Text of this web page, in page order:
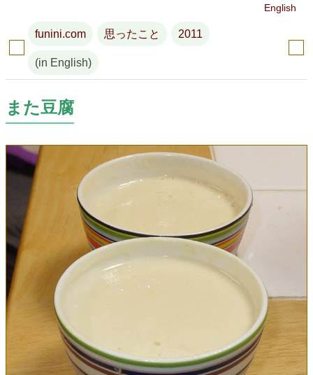
English
funini.com 思ったこと 2011
(in English)
また豆腐